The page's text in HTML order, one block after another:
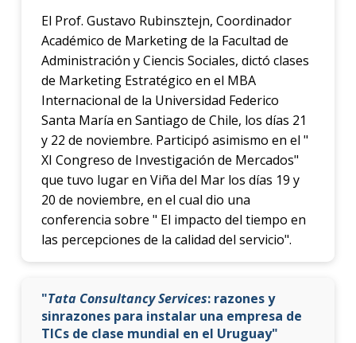
El Prof. Gustavo Rubinsztejn, Coordinador
Académico de Marketing de la Facultad de
Administración y Ciencis Sociales, dictó clases
de Marketing Estratégico en el MBA
Internacional de la Universidad Federico
Santa María en Santiago de Chile, los días 21
y 22 de noviembre. Participó asimismo en el "
XI Congreso de Investigación de Mercados"
que tuvo lugar en Viña del Mar los días 19 y
20 de noviembre, en el cual dio una
conferencia sobre " El impacto del tiempo en
las percepciones de la calidad del servicio".
"Tata Consultancy Services: razones y
sinrazones para instalar una empresa de
TICs de clase mundial en el Uruguay"